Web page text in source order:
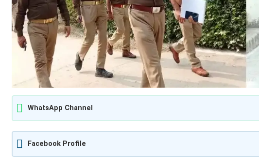
WhatsApp Channel
Facebook Profile